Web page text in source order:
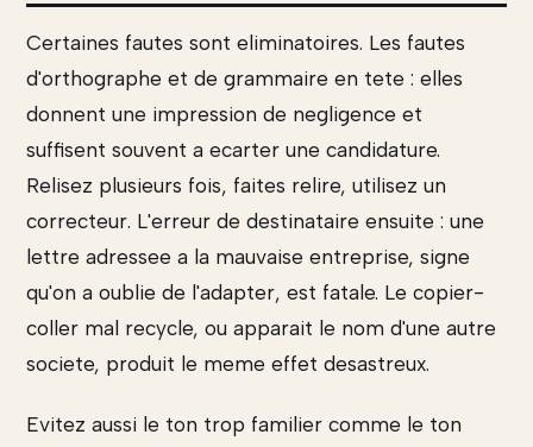
Certaines fautes sont eliminatoires. Les fautes
d'orthographe et de grammaire en tete : elles
donnent une impression de negligence et
suffisent souvent a ecarter une candidature.
Relisez plusieurs fois, faites relire, utilisez un
correcteur. L'erreur de destinataire ensuite : une
lettre adressee a la mauvaise entreprise, signe
qu'on a oublie de l'adapter, est fatale. Le copier-
coller mal recycle, ou apparait le nom d'une autre
societe, produit le meme effet desastreux.
Evitez aussi le ton trop familier comme le ton